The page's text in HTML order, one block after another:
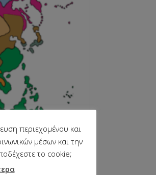
περιεχομένου και
μέσων και την
το cookie;